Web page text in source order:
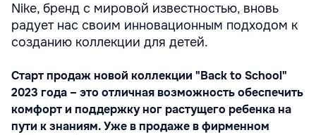
Nike, бренд с мировой известностью, вновь
радует нас своим инновационным подходом к
созданию коллекции для детей.
Старт продаж новой коллекции "Back to School"
2023 года – это отличная возможность обеспечить
комфорт и поддержку ног растущего ребенка на
пути к знаниям. Уже в продаже в фирменном